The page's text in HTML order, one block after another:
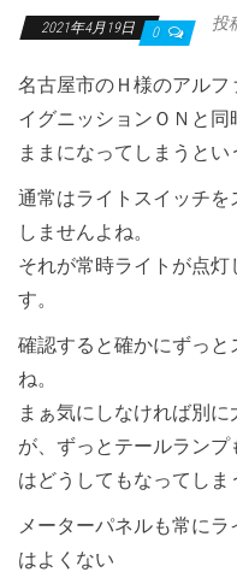
2021年4月19日 0 投
名古屋市のＨ様のアル
イグニッションＯＮと
ままになってしまうとい
通常はライトスイッチ
しませんよね。
それが常時ライトが点
す。
確認すると確かにずっ
ね。
まぁ気にしなければ別
が、ずっとテールラン
はどうしてもなってしま
メーターパネルも常に
はよくない